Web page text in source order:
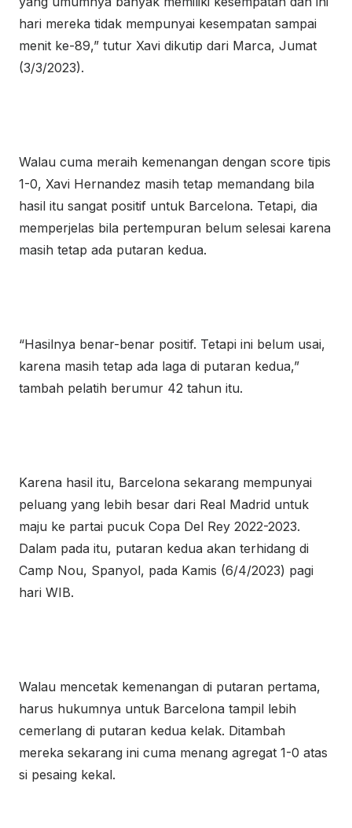
hari mereka tidak mempunyai kesempatan sampai
menit ke-89,” tutur Xavi dikutip dari Marca, Jumat
(3/3/2023).
Walau cuma meraih kemenangan dengan score tipis
1-0, Xavi Hernandez masih tetap memandang bila
hasil itu sangat positif untuk Barcelona. Tetapi, dia
memperjelas bila pertempuran belum selesai karena
masih tetap ada putaran kedua.
“Hasilnya benar-benar positif. Tetapi ini belum usai,
karena masih tetap ada laga di putaran kedua,”
tambah pelatih berumur 42 tahun itu.
Karena hasil itu, Barcelona sekarang mempunyai
peluang yang lebih besar dari Real Madrid untuk
maju ke partai pucuk Copa Del Rey 2022-2023.
Dalam pada itu, putaran kedua akan terhidang di
Camp Nou, Spanyol, pada Kamis (6/4/2023) pagi
hari WIB.
Walau mencetak kemenangan di putaran pertama,
harus hukumnya untuk Barcelona tampil lebih
cemerlang di putaran kedua kelak. Ditambah
mereka sekarang ini cuma menang agregat 1-0 atas
si pesaing kekal.